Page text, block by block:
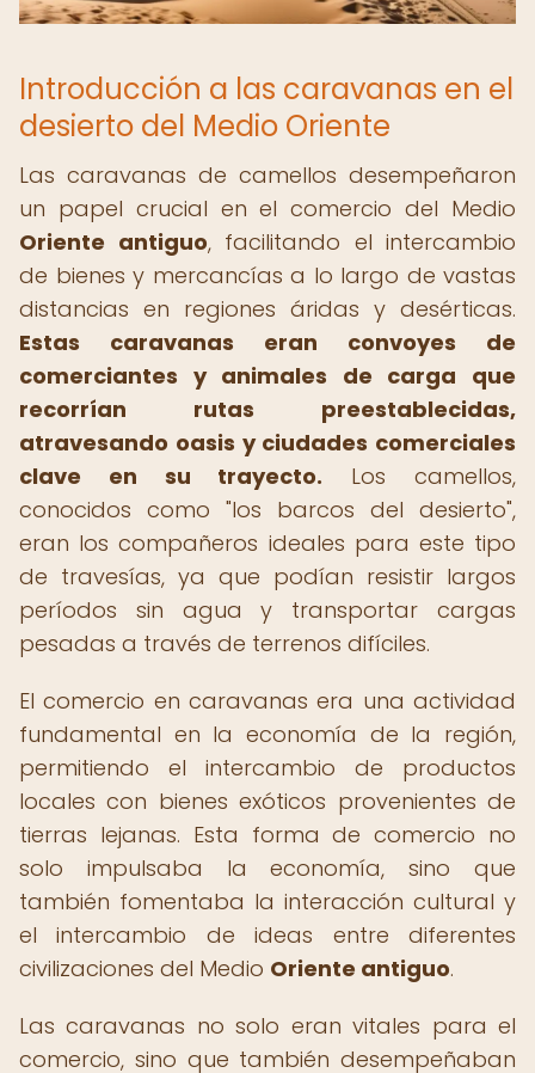
Introducción a las caravanas en el
desierto del Medio Oriente
Las caravanas de camellos desempeñaron
un papel crucial en el comercio del Medio
Oriente antiguo, facilitando el intercambio
de bienes y mercancías a lo largo de vastas
distancias en regiones áridas y desérticas.
Estas caravanas eran convoyes de
comerciantes y animales de carga que
recorrían rutas preestablecidas,
atravesando oasis y ciudades comerciales
clave en su trayecto. Los camellos,
conocidos como "los barcos del desierto",
eran los compañeros ideales para este tipo
de travesías, ya que podían resistir largos
períodos sin agua y transportar cargas
pesadas a través de terrenos difíciles.
El comercio en caravanas era una actividad
fundamental en la economía de la región,
permitiendo el intercambio de productos
locales con bienes exóticos provenientes de
tierras lejanas. Esta forma de comercio no
solo impulsaba la economía, sino que
también fomentaba la interacción cultural y
el intercambio de ideas entre diferentes
civilizaciones del Medio Oriente antiguo.
Las caravanas no solo eran vitales para el
comercio, sino que también desempeñaban